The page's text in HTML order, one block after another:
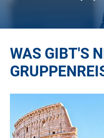
WAS GIBT'S